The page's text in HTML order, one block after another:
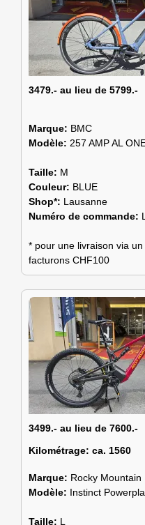
3479.- au lieu de 5799.-
Marque: BMC
Modèle: 257 AMP AL
Taille: M
Couleur: BLUE
Shop*: Lausanne
Numéro de commande:
* pour une livraison via
facturons CHF100
3499.- au lieu de 7600.-
Kilométrage: ca. 1560
Marque: Rocky Mountain
Modèle: Instinct
Taille: L